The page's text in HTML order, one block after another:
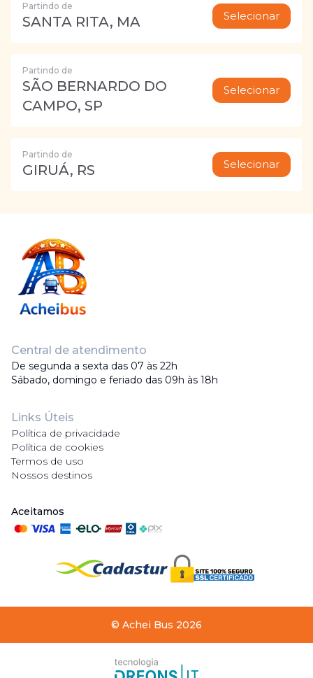
Partindo de
SANTA RITA, MA Selecionar
Partindo de
SÃO BERNARDO DO
CAMPO, SP
Selecionar
Partindo de
GIRUÁ, RS Selecionar
Central de atendimento
De segunda a sexta das 07 às 22h
Sábado, domingo e feriado das 09h às 18h
Links Úteis
Política de privacidade
Política de cookies
Termos de uso
Nossos destinos
Aceitamos
© Achei Bus 2026